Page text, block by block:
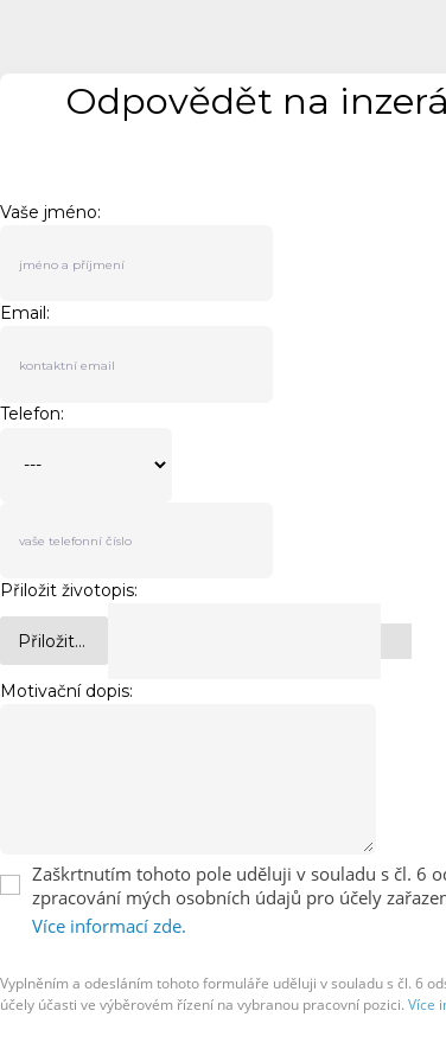
Odpovědět na
Vaše jméno:
Email:
Telefon:
Přiložit životopis:
Přiložit...
Motivační dopis:
Zaškrtnutím tohoto pole uděluji v souladu s čl. 6
zpracování mých osobních údajů pro účely
Více informací zde.
Vyplněním a odesláním tohoto formuláře uděluji v souladu s čl. 6
účely účasti ve výběrovém řízení na vybranou pracovní pozici. Více